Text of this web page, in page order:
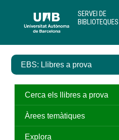
contingut
SERVEI DE
BIBLIOTEQUES
EBS: Llibres a prova
Cerca els llibres a prova
Àrees temàtiques
Explora